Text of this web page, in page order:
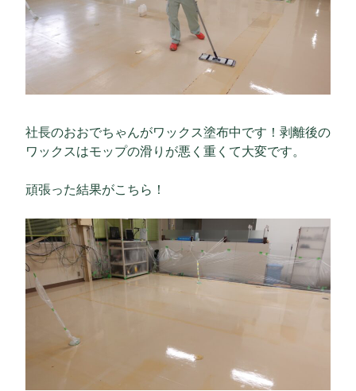
社長のおおでちゃんがワックス塗布中です！剥離後の
ワックスはモップの滑りが悪く重くて大変です。
頑張った結果がこちら！